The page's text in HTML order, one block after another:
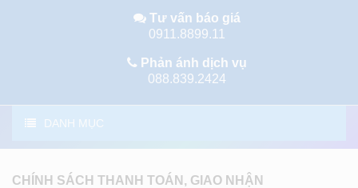
Tư vấn báo giá
0911.8899.11
Phản ánh dịch vụ
088.839.2424
DANH MỤC
CHÍNH SÁCH THANH TOÁN, GIAO NHẬN